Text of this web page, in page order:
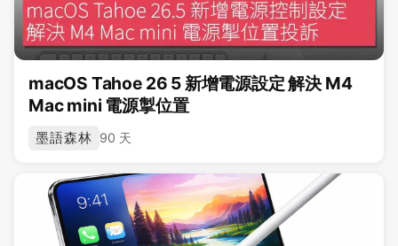
macOS Tahoe 26 5 新增電源設定 解決 M4
Mac mini 電源掣位置
墨語森林 90 天